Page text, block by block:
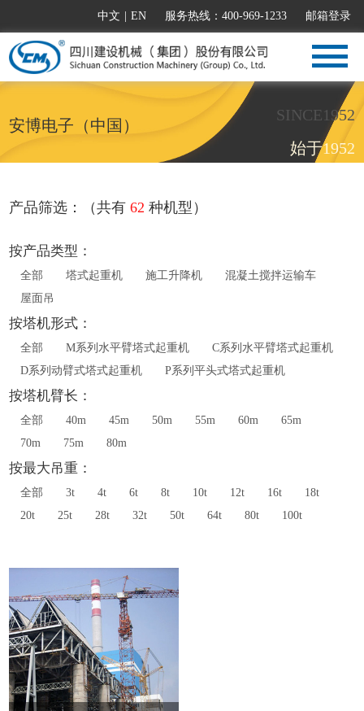
中文 EN 服务热线：400-969-1233 邮箱登录
安博电子（中国）
SINCE1952
始于1952
产品筛选：（共有62 种机型）
按产品类型：
全部 塔式起重机 施工升降机
混凝土搅拌运输车
屋面吊
按塔机形式：
全部 M系列水平臂塔式起重机
C系列水平臂塔式起重机
D系列动臂式塔式起重机
P系列平头式塔式起重机
按塔机臂长：
全部 40m 45m 50m 55m 60m
65m
70m
75m 80m
按最大吊重：
全部 3t 4t 6t 8t 10t 12t 16t
18t
20t
25t 28t 32t 50t 64t 80t 100t